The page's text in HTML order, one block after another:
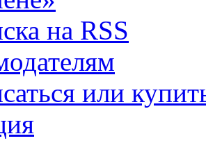
на RSS
или